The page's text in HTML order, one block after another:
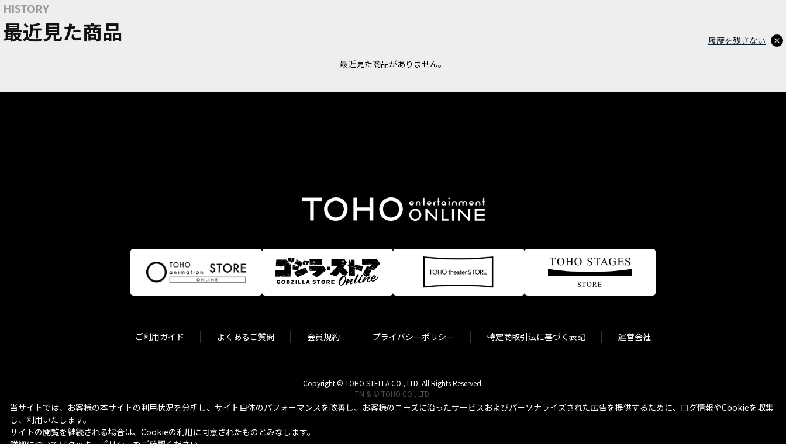
HISTORY
最近見た商品
最近見た商品がありません。
履歴を残さない
ご利用ガイド よくあるご質問 会員規約 プライバシーポリシー 特定商取引法に基づく表記 運営会社
Copyright © TOHO STELLA CO., LTD. All Rights Reserved.
TM & © TOHO CO., LTD.
当サイトでは、お客様の本サイトの利用状況を分析し、サイト自体のパフォーマンスを改善し、お客様のニーズに沿ったサービスおよびパーソナライズされた広告を提供するために、ログ情報やCookieを収集
し、利用いたします。
サイトの閲覧を継続される場合は、Cookieの利用に同意されたものとみなします。